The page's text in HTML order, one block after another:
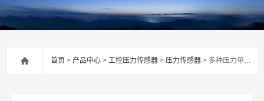
首页 >产品中心 >工控压力传感器 >压力传感器 > 多种压力单位切换无线压力传感器